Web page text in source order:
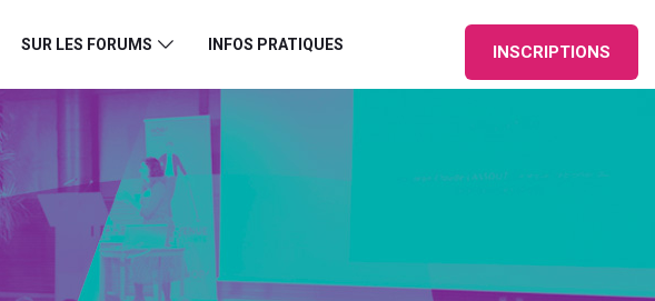
SUR LES FORUMS INFOS PRATIQUES INSCRIPTIONS